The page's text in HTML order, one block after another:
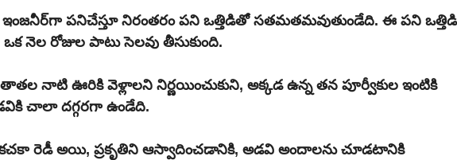
ఒక నెల రోజుల పాటు సెలవు తీసుకుంది.
నాటి ఊరికి వెళ్లాలని నిర్ణయించుకుని, అక్కడ ఉన్న తన పూర్వీకుల ఇంటికి
చాలా దగ్గరగా ఉండేది.
రెడీ అయి, ప్రకృతిని ఆస్వాదించడానికి, అడవి అందాలను చూడటానికి